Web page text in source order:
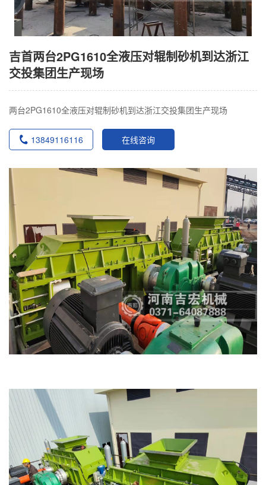
吉首两台2PG1610全液压对辊制砂机到达浙江
交投集团生产现场
两台2PG1610全液压对辊制砂机到达浙江交投集团生产现场
13849116116 在线咨询